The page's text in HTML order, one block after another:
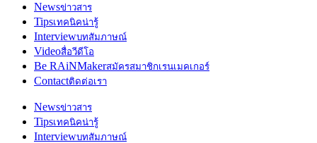
Newsข่าวสาร
Tipsเทคนิคน่ารู้
Interviewบทสัมภาษณ์
Videoสื่อวีดีโอ
Be RAiNMakerสมัครสมาชิกเรนเมคเกอร์
Contactติดต่อเรา
Newsข่าวสาร
Tipsเทคนิคน่ารู้
Interviewบทสัมภาษณ์